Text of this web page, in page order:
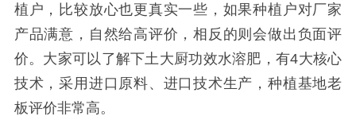
植户，比较放心也更真实一些，如果种植户对厂家
产品满意，自然给高评价，相反的则会做出负面评
价。 大家可以了解下土大厨功效水溶肥，有4大核心
技术，采用进口原料、进口技术生产，种植基地老
板评价非常高。